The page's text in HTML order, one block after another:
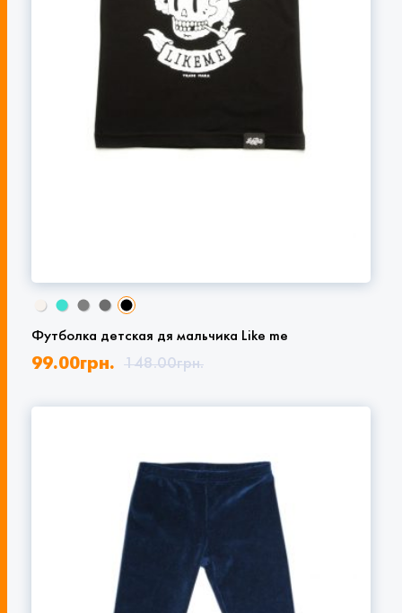
Футболка детская дя мальчика Like me
148.00грн.
99.00грн.